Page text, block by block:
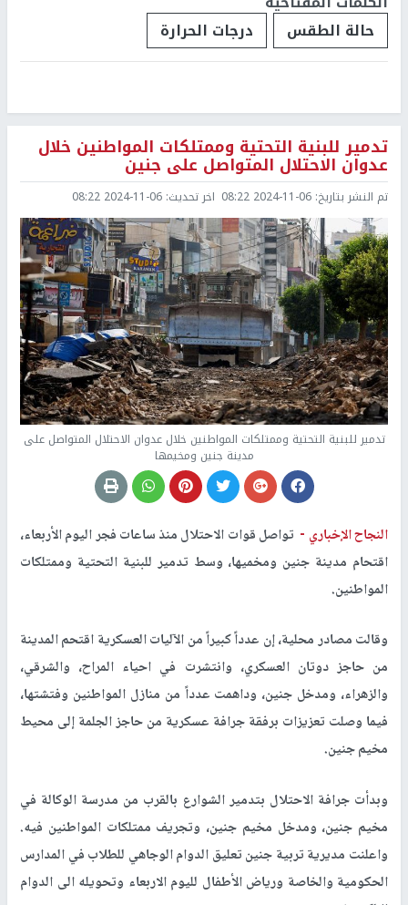
حالة الطقس
درجات الحرارة
تدمير للبنية التحتية وممتلكات المواطنين خلال
عدوان الاحتلال المتواصل على جنين
تم النشر بتاريخ: 2024-11-06 08:22 اخر تحديث: 2024-11-06 08:22
تدمير للبنية التحتية وممتلكات المواطنين خلال عدوان الاحتلال المتواصل على
مدينة جنين ومخيمها
النجاح الإخباري - تواصل قوات الاحتلال منذ ساعات فجر اليوم الأربعاء،
اقتحام مدينة جنين ومخميها، وسط تدمير للبنية التحتية وممتلكات
المواطنين.
وقالت مصادر محلية، إن عدداً كبيراً من الآليات العسكرية اقتحم المدينة
من حاجز دوتان العسكري، وانتشرت في احياء المراح، والشرقي،
والزهراء، ومدخل جنين، وداهمت عدداً من منازل المواطنين وفتشتها،
فيما وصلت تعزيزات برفقة جرافة عسكرية من حاجز الجلمة إلى محيط
مخيم جنين.
وبدأت جرافة الاحتلال بتدمير الشوارع بالقرب من مدرسة الوكالة في
مخيم جنين، ومدخل مخيم جنين، وتجريف ممتلكات المواطنين فيه.
واعلنت مديرية تربية جنين تعليق الدوام الوجاهي للطلاب في المدارس
الحكومية والخاصة ورياض الأطفال لليوم الاربعاء وتحويله الى الدوام